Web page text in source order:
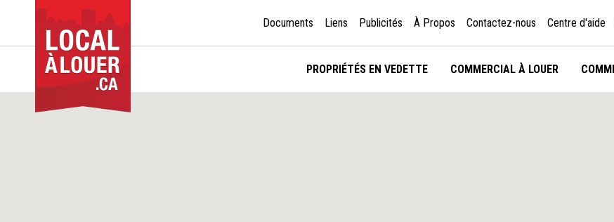
Documents Liens Publicités À Propos Contactez-nous Centre d'aide
PROPRIÉTÉS EN VEDETTE COMMERCIAL À LOUER